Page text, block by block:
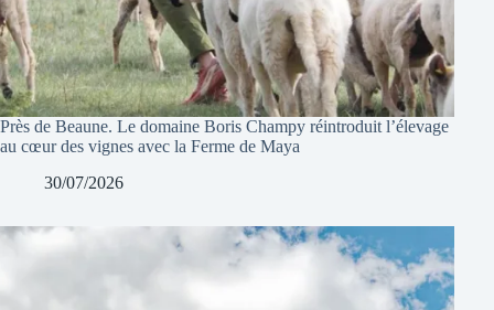
Près de Beaune. Le domaine Boris Champy réintroduit l’élevage
au cœur des vignes avec la Ferme de Maya
30/07/2026